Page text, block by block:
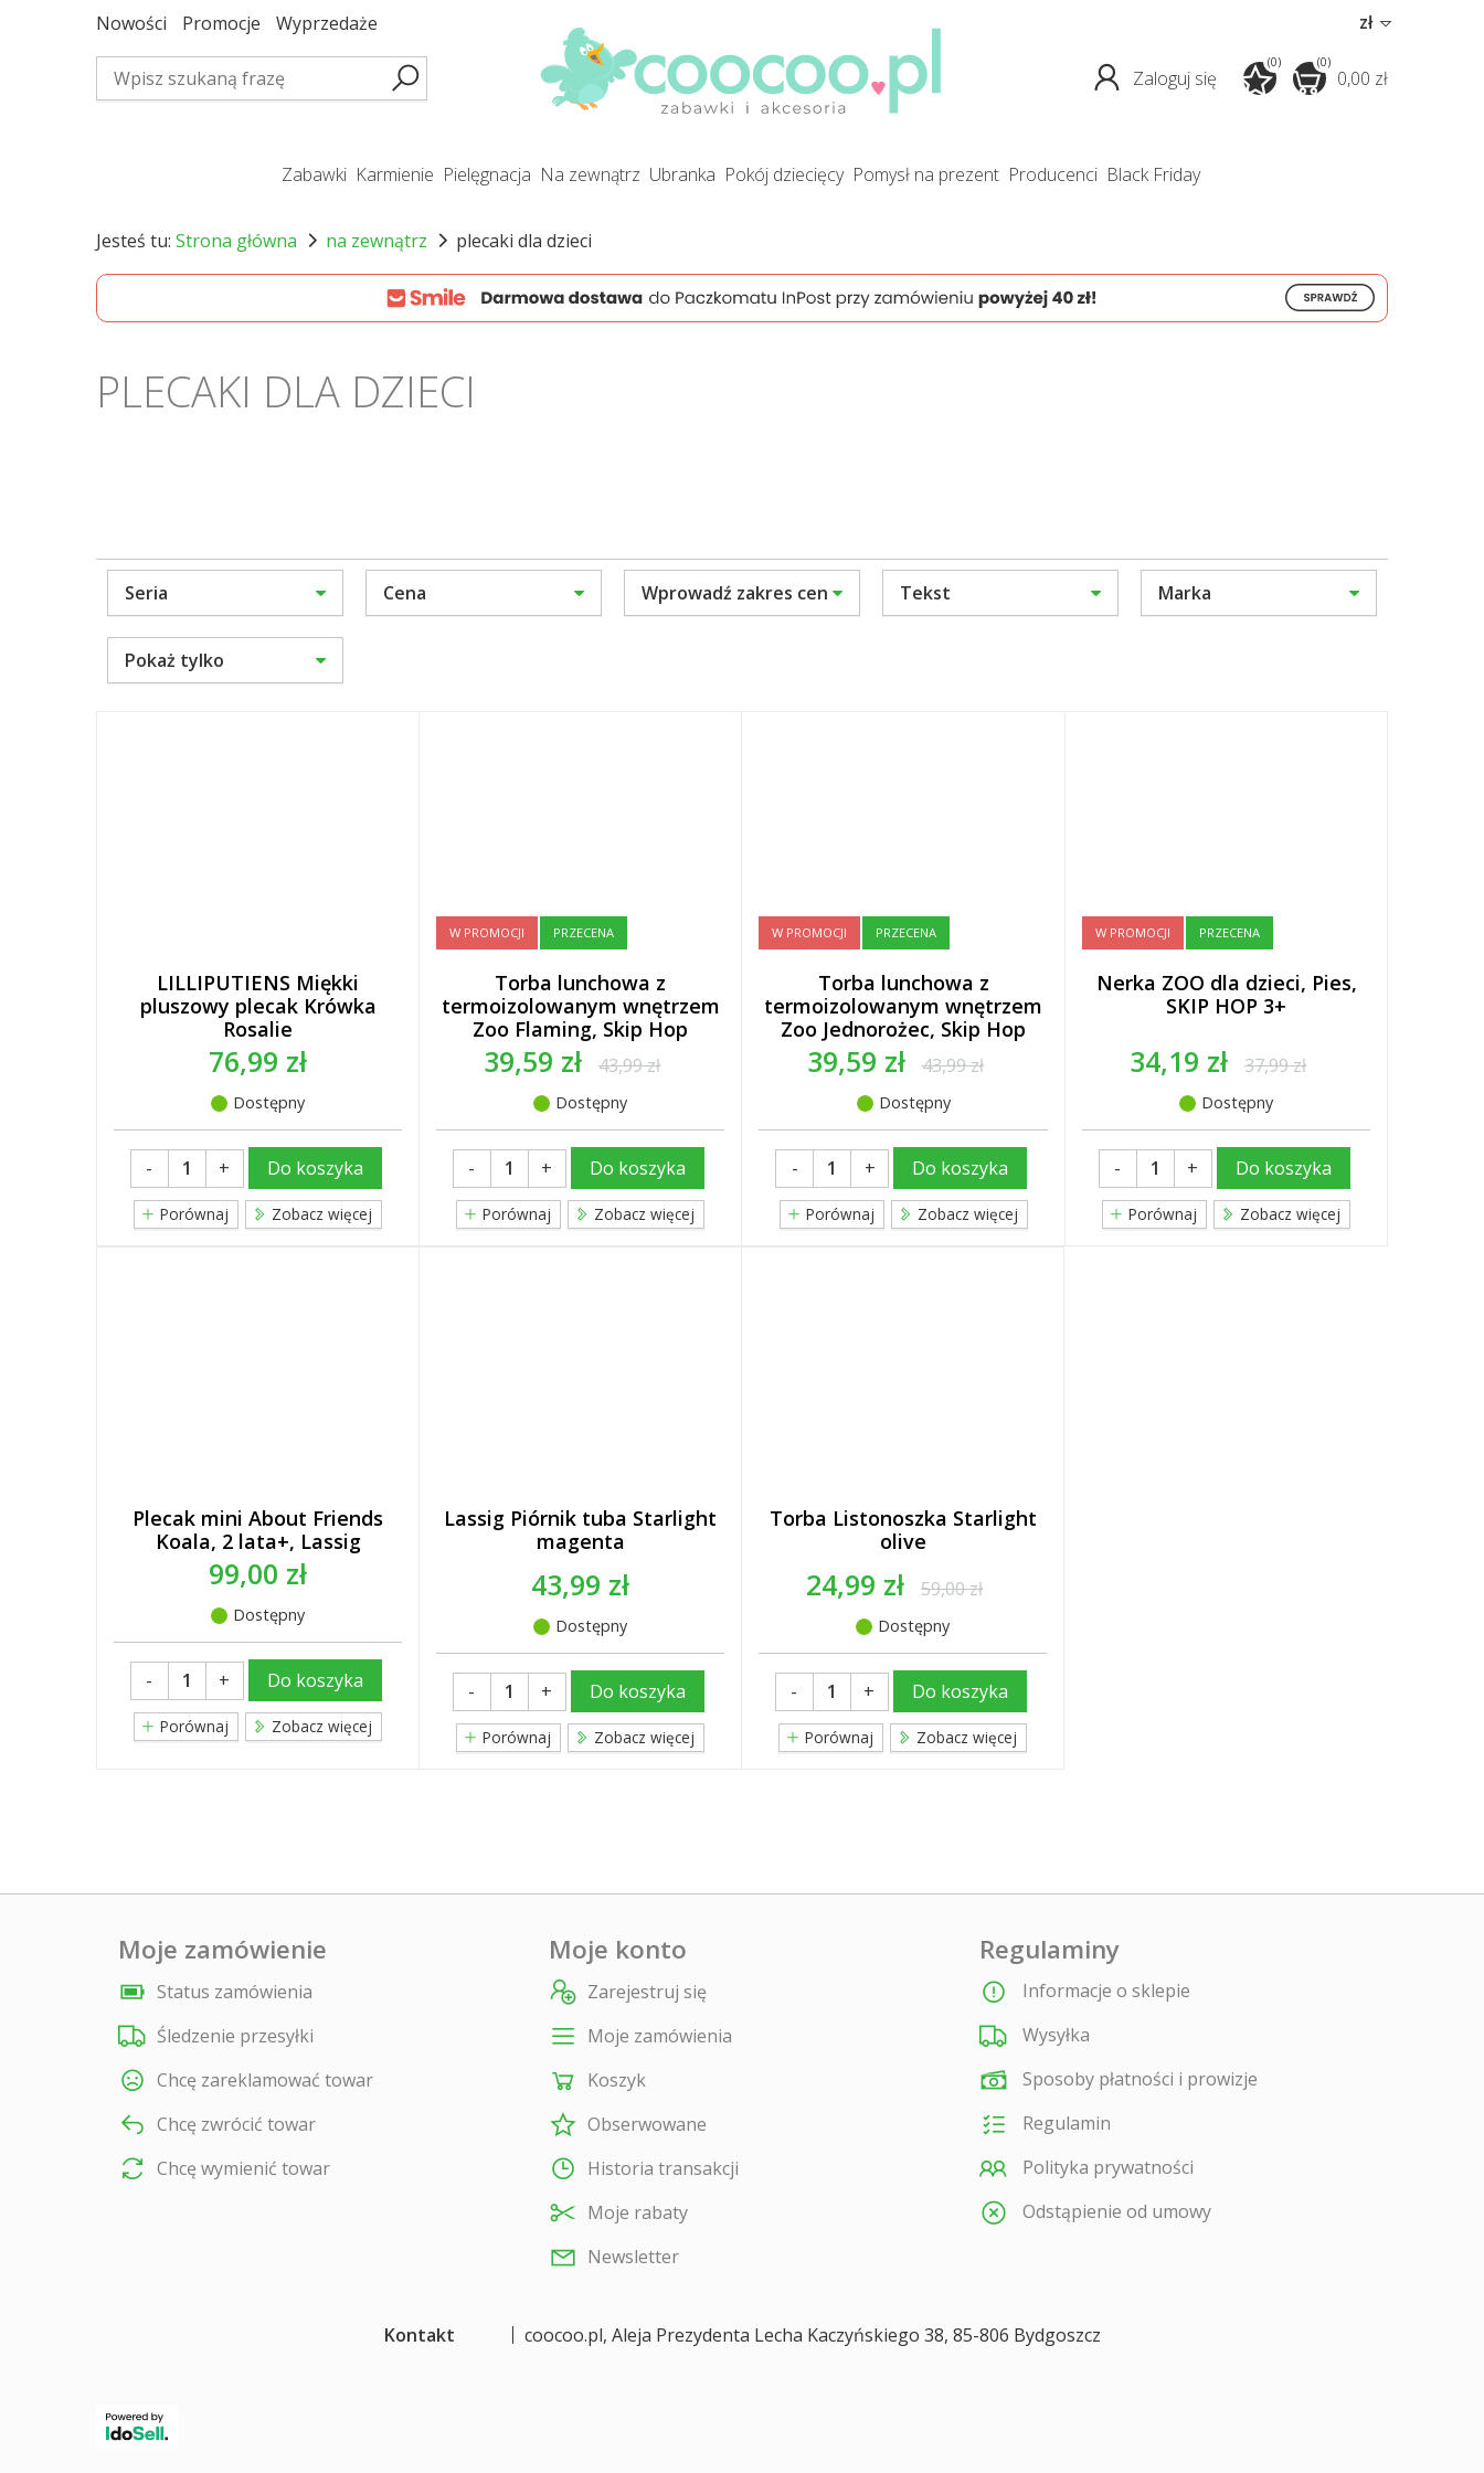
Nowości Promocje Wyprzedaże zł
(0)
0,00 zł
Zaloguj się
(0)
zabawki karmienie pielęgnacja na zewnątrz ubranka pokój dziecięcy pomysł na prezent producenci Black Friday
Jesteś tu: Strona główna na zewnątrz plecaki dla dzieci
PLECAKI DLA DZIECI
Seria Cena Wprowadź zakres cen Tekst Marka
Pokaż tylko
LILLIPUTIENS Miękki
pluszowy plecak Krówka
Rosalie
76,99 zł
Dostępny
- + Do koszyka
Porównaj Zobacz więcej
W PROMOCJI PRZECENA
Torba lunchowa z
termoizolowanym wnętrzem
Zoo Flaming, Skip Hop
39,59 zł 43,99 zł
Dostępny
- + Do koszyka
Porównaj Zobacz więcej
W PROMOCJI PRZECENA
Torba lunchowa z
termoizolowanym wnętrzem
Zoo Jednorożec, Skip Hop
39,59 zł 43,99 zł
Dostępny
- + Do koszyka
Porównaj Zobacz więcej
W PROMOCJI PRZECENA
Nerka ZOO dla dzieci, Pies,
SKIP HOP 3+
34,19 zł 37,99 zł
Dostępny
- + Do koszyka
Porównaj Zobacz więcej
Plecak mini About Friends
Koala, 2 lata+, Lassig
99,00 zł
Dostępny
- + Do koszyka
Porównaj Zobacz więcej
Lassig Piórnik tuba Starlight
magenta
43,99 zł
Dostępny
- + Do koszyka
Porównaj Zobacz więcej
Torba Listonoszka Starlight
olive
24,99 zł 59,00 zł
Dostępny
- + Do koszyka
Porównaj Zobacz więcej
Moje zamówienie
Status zamówienia
Śledzenie przesyłki
Chcę zareklamować towar
Chcę zwrócić towar
Chcę wymienić towar
Moje konto
Zarejestruj się
Moje zamówienia
Koszyk
Obserwowane
Historia transakcji
Moje rabaty
Newsletter
Regulaminy
Informacje o sklepie
Wysyłka
Sposoby płatności i prowizje
Regulamin
Polityka prywatności
Odstąpienie od umowy
Kontakt coocoo.pl, Aleja Prezydenta Lecha Kaczyńskiego 38, 85-806 Bydgoszcz